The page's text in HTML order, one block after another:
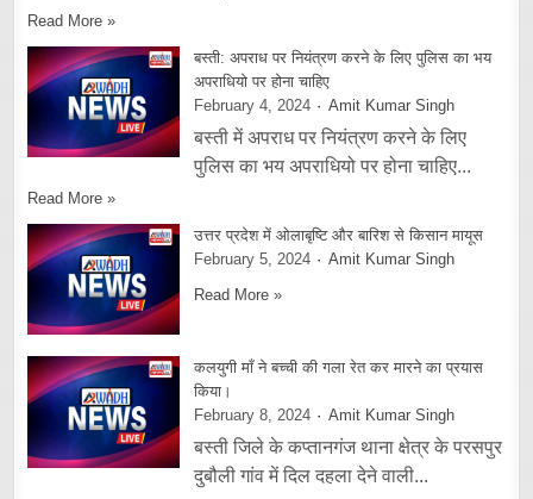
Read More »
बस्ती: अपराध पर नियंत्रण करने के लिए पुलिस का भय
अपराधियो पर होना चाहिए
February 4, 2024
Amit Kumar Singh
बस्ती में अपराध पर नियंत्रण करने के लिए
पुलिस का भय अपराधियो पर होना चाहिए...
Read More »
उत्तर प्रदेश में ओलाबृष्टि और बारिश से किसान मायूस
February 5, 2024
Amit Kumar Singh
Read More »
कलयुगी माँ ने बच्ची की गला रेत कर मारने का प्रयास
किया।
February 8, 2024
Amit Kumar Singh
बस्ती जिले के कप्तानगंज थाना क्षेत्र के परसपुर
दुबौली गांव में दिल दहला देने वाली...